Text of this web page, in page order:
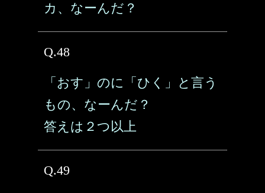
カ、なーんだ？
Q.48
「おす」のに「ひく」と言う
もの、なーんだ？
答えは２つ以上
Q.49